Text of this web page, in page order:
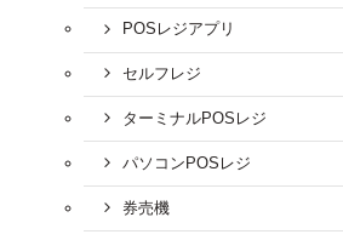
POSレジアプリ
セルフレジ
ターミナルPOSレジ
パソコンPOSレジ
券売機